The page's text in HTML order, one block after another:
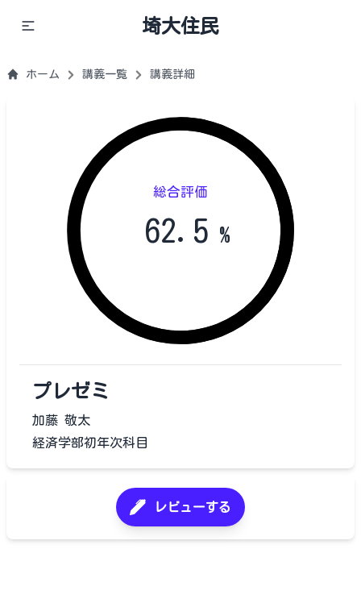
埼大住民
ホーム 講義一覧 講義詳細
総合評価
62.5 %
プレゼミ
加藤 敬太
経済学部初年次科目
レビューする